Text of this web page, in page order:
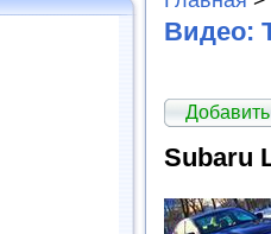
Видео:
Subaru